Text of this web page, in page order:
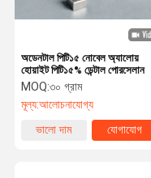
অডেনটাল পিটি১৫ নোবেল অ্যালোয়
হোয়াইট পিটি১৫% ডেন্টাল পোরসেলান
MOQ:৩০ গ্রাম
মূল্য:আলোচনাযোগ্য
ভালো দাম
যোগাযোগ